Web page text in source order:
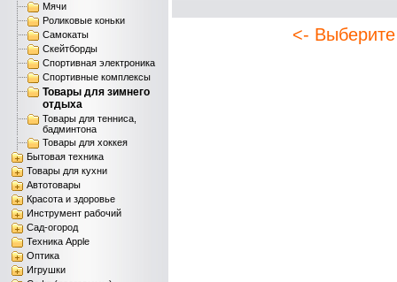
Мячи
Роликовые коньки
Самокаты
Скейтборды
Спортивная электроника
Спортивные комплексы
Товары для зимнего
отдыха
Товары для тенниса,
бадминтона
Товары для хоккея
Бытовая техника
Товары для кухни
Автотовары
Красота и здоровье
Инструмент рабочий
Сад-огород
Техника Apple
Оптика
Игрушки
<- Выберите